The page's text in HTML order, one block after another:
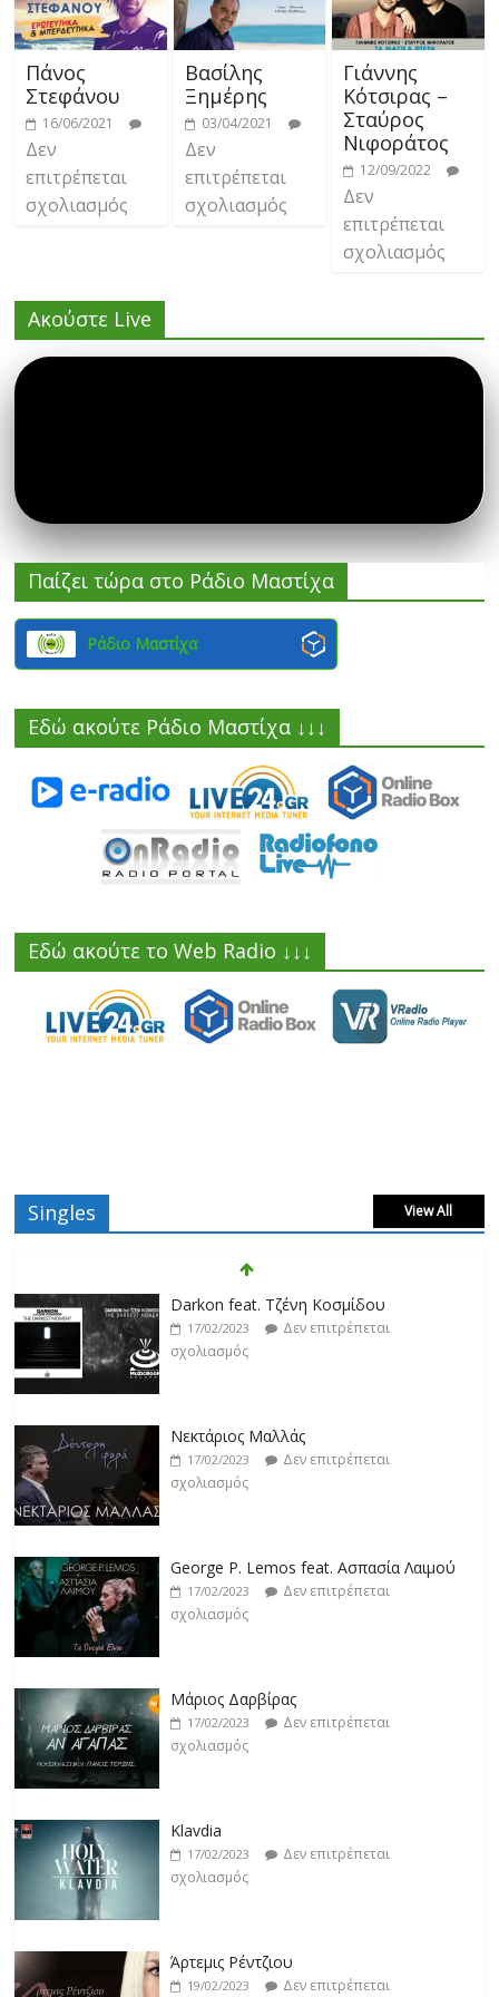
Πάνος
Στεφάνου
16/06/2021
Δεν
επιτρέπεται
σχολιασμός
Βασίλης
Ξημέρης
03/04/2021
Δεν
επιτρέπεται
σχολιασμός
Γιάννης
Κότσιρας –
Σταύρος
Νιφοράτος
12/09/2022
Δεν
επιτρέπεται
σχολιασμός
Ακούστε Live
Παίζει τώρα στο Ράδιο Μαστίχα
Ράδιο Μαστίχα
Εδώ ακούτε Ράδιο Μαστίχα ↓↓↓
Εδώ ακούτε το Web Radio ↓↓↓
Singles View All
Darkon feat. Τζένη Κοσμίδου
17/02/2023
Δεν επιτρέπεται
σχολιασμός
Νεκτάριος Μαλλάς
17/02/2023
Δεν επιτρέπεται
σχολιασμός
George P. Lemos feat. Ασπασία Λαιμού
17/02/2023
Δεν επιτρέπεται
σχολιασμός
Μάριος Δαρβίρας
17/02/2023
Δεν επιτρέπεται
σχολιασμός
Klavdia
17/02/2023
Δεν επιτρέπεται
σχολιασμός
Άρτεμις Ρέντζιου
19/02/2023
Δεν επιτρέπεται